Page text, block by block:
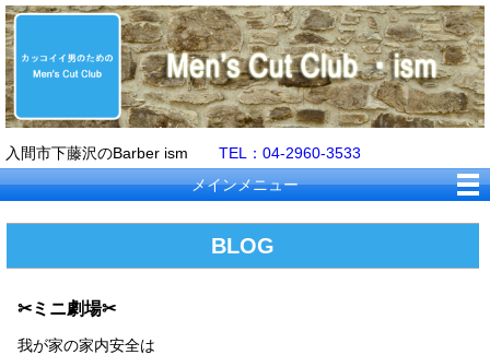
入間市下藤沢のBarber ism TEL：04-2960-3533
メインメニュー
BLOG
✂ミニ劇場✂
我が家の家内安全は